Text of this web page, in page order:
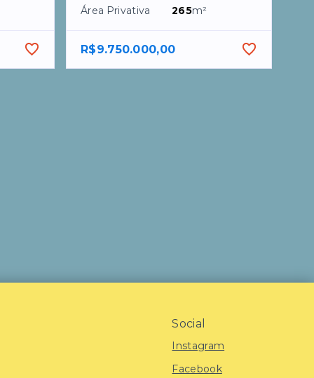
Área Privativa
265m²
R$9.750.000,00
Social
Instagram
Facebook